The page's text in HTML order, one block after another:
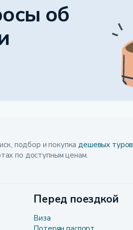
об
подбор и покупкадешевых туров
по доступным ценам.
Перед поездкой
Виза